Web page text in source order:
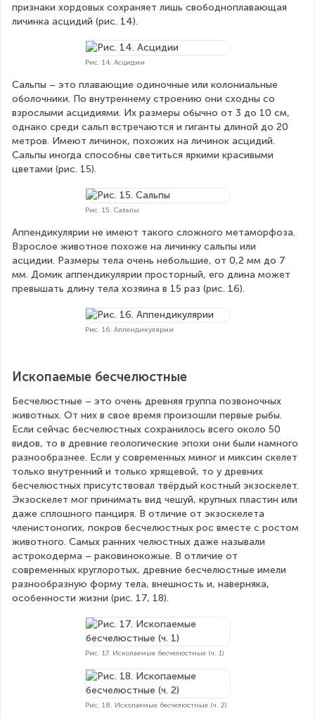
признаки хордовых сохраняет лишь свободноплавающая
личинка асцидий (рис. 14).
Рис. 14. Асцидии
Сальпы – это плавающие одиночные или колониальные
оболочники. По внутреннему строению они сходны со
взрослыми асцидиями. Их размеры обычно от 3 до 10 см,
однако среди сальп встречаются и гиганты длиной до 20
метров. Имеют личинок, похожих на личинок асцидий.
Сальпы иногда способны светиться яркими красивыми
цветами (рис. 15).
Рис. 15. Сальпы
Аппендикулярии не имеют такого сложного метаморфоза.
Взрослое животное похоже на личинку сальпы или
асцидии. Размеры тела очень небольшие, от 0,2 мм до 7
мм. Домик аппендикулярии просторный, его длина может
превышать длину тела хозяина в 15 раз (рис. 16).
Рис. 16. Аппендикулярии
Ископаемые бесчелюстные
Бесчелюстные – это очень древняя группа позвоночных
животных. От них в свое время произошли первые рыбы.
Если сейчас бесчелюстных сохранилось всего около 50
видов, то в древние геологические эпохи они были намного
разнообразнее. Если у современных миног и миксин скелет
только внутренний и только хрящевой, то у древних
бесчелюстных присутствовал твёрдый костный экзоскелет.
Экзоскелет мог принимать вид чешуй, крупных пластин или
даже сплошного панциря. В отличие от экзоскелета
членистоногих, покров бесчелюстных рос вместе с ростом
животного. Самых ранних челюстных даже называли
астрокодерма – раковинокожые. В отличие от
современных круглоротых, древние бесчелюстные имели
разнообразную форму тела, внешность и, наверняка,
особенности жизни (рис. 17, 18).
Рис. 17. Ископаемые бесчелюстные (ч. 1)
Рис. 18. Ископаемые бесчелюстные (ч. 2)